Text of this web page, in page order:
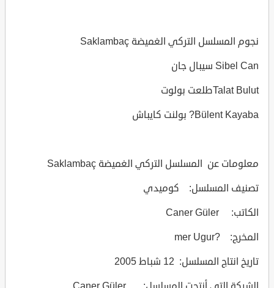
نجوم المسلسل التركي الغميضة Saklambaç
Sibel Can سيبال جان
Talat Bulutطلعت بولوت
Bülent Kayaba? بولنت كايباش
معلومات عن المسلسل التركي الغميضة Saklambaç
تصنيف المسلسل: كوميدي
الكاتب: Caner Güler
المخرج: ?mer Ugur
تاريخ انتاج المسلسل: 12 شباط 2005